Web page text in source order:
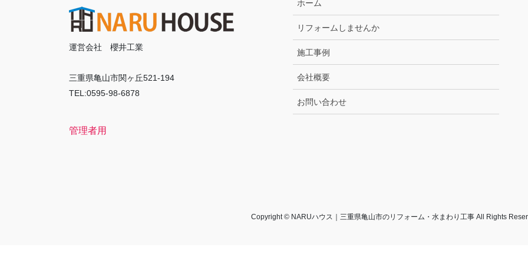
運営会社 櫻井工業
三重県亀山市関ヶ丘521-194
TEL:0595-98-6878
管理者用
ホーム
リフォームしませんか
施工事例
会社概要
お問い合わせ
Copyright © NARUハウス｜三重県亀山市のリフォーム・水まわり工事 All Rights